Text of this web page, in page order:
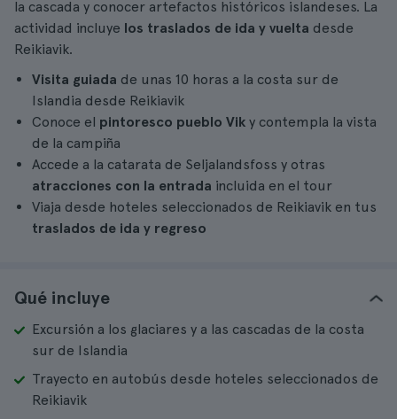
la cascada y conocer artefactos históricos islandeses. La
actividad incluye los traslados de ida y vuelta desde
Reikiavik.
Visita guiada de unas 10 horas a la costa sur de
Islandia desde Reikiavik
Conoce el pintoresco pueblo Vik y contempla la vista
de la campiña
Accede a la catarata de Seljalandsfoss y otras
atracciones con la entrada incluida en el tour
Viaja desde hoteles seleccionados de Reikiavik en tus
traslados de ida y regreso
Qué incluye
Excursión a los glaciares y a las cascadas de la costa
sur de Islandia
Trayecto en autobús desde hoteles seleccionados de
Reikiavik